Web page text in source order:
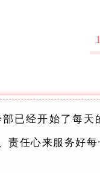
已经开始了每
责任心来服务好每